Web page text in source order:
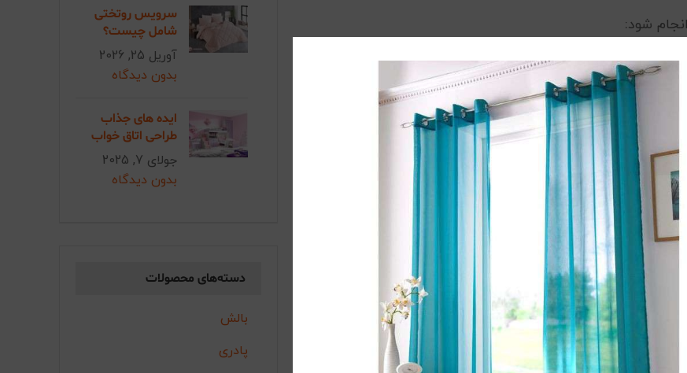
شود:
ماشین لباسشویی با آب گرم و شوینده مناسب بشویید. این کار
سطح و عمق آنها می‌شود.
مورد نیاز را از قبل آماده کنید. این شامل پارچه‌های تمیز،
است. آماده بودن ابزار باعث می‌شود که فرآیند تمیز کردن
جاروبرقی، گرد و غبار، مو و ذرات ریز روی تشک را تمیز
دهید.
سالم و بدون لکه تشک را با یک پارچه یا پلاستیک بپوشانید تا
بخش های دیگر جلوگیری شود. این کار از گسترش لکه یا
استفاده از هر نوع ماده شوینده یا محلولی، آن را روی یک قسمت
از اینکه ماده انتخابی به پارچه یا ساختار تشک آسیب
سرویس روتختی
شامل چیست؟
آوریل 25, 2026
بدون دیدگاه
ایده های جذاب
طراحی اتاق خواب
جولای 7, 2025
بدون دیدگاه
دسته‌های محصولات
بالش
پادری